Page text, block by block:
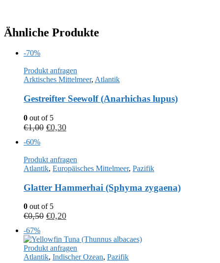
Ähnliche Produkte
-70%
Produkt anfragen
Arktisches Mittelmeer, Atlantik
Gestreifter Seewolf (Anarhichas lupus)
0 out of 5
€1,00 €0,30
-60%
Produkt anfragen
Atlantik, Europäisches Mittelmeer, Pazifik
Glatter Hammerhai (Sphyma zygaena)
0 out of 5
€0,50 €0,20
-67%
Produkt anfragen
Atlantik, Indischer Ozean, Pazifik